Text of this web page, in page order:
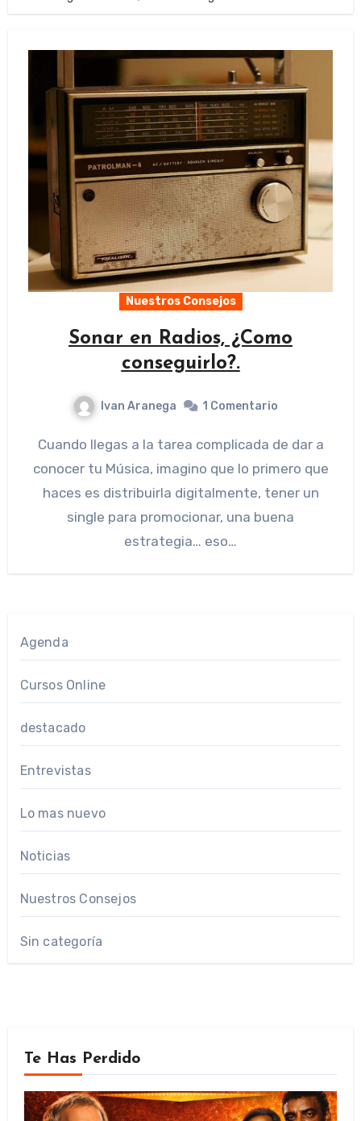
Nuestros Consejos
Sonar en Radios, ¿Como
conseguirlo?.
Ivan Aranega 1 Comentario
Cuando llegas a la tarea complicada de dar a
conocer tu Música, imagino que lo primero que
haces es distribuirla digitalmente, tener un
single para promocionar, una buena
estrategia… eso…
Agenda
Cursos Online
destacado
Entrevistas
Lo mas nuevo
Noticias
Nuestros Consejos
Sin categoría
Te Has Perdido